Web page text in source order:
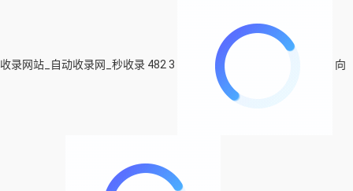
收录网站_自动收录网_秒收录 482 3 向